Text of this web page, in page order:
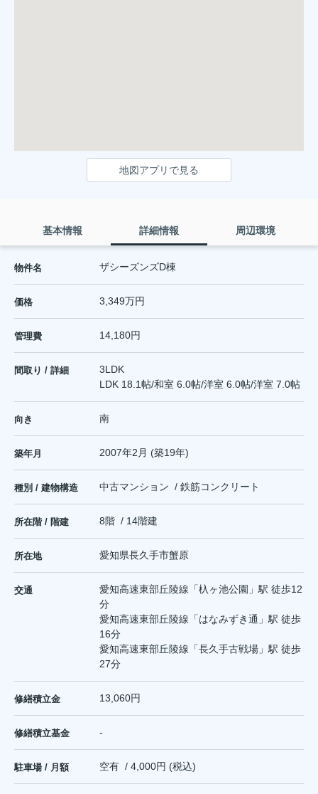
地図アプリで見る
基本情報 詳細情報 周辺環境
物件名 ザシーズンズD棟
価格 3,349万円
管理費 14,180円
間取り / 詳細
3LDK
LDK 18.1帖/和室 6.0帖/洋室 6.0帖/洋室 7.0帖
向き 南
築年月 2007年2月 (築19年)
種別 / 建物構造 中古マンション / 鉄筋コンクリート
所在階 / 階建 8階 / 14階建
所在地 愛知県長久手市蟹原
交通 愛知高速東部丘陵線 「杁ヶ池公園 」駅 徒歩12
分
愛知高速東部丘陵線 「はなみずき通 」駅 徒歩
16分
愛知高速東部丘陵線 「長久手古戦場 」駅 徒歩
27分
修繕積立金 13,060円
修繕積立基金 -
駐車場 / 月額 空有 / 4,000円 (税込)